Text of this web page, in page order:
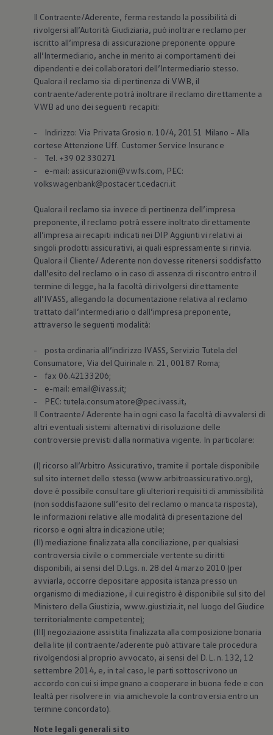
ID. Buzz al World Ducati Week 2026
Contatti
Il Contraente/Aderente, ferma restando la possibilità di
rivolgersi all’Autorità Giudiziaria, può inoltrare reclamo per
iscritto all’impresa di assicurazione preponente oppure
all’Intermediario, anche in merito ai comportamenti dei
dipendenti e dei collaboratori dell’Intermediario stesso.
Qualora il reclamo sia di pertinenza di VWB, il
contraente/aderente potrà inoltrare il reclamo direttamente a
VWB ad uno dei seguenti recapiti:
- Indirizzo: Via Privata Grosio n. 10/4, 20151 Milano – Alla
cortese Attenzione Uff. Customer Service Insurance
- Tel. +39 02 330271
- e-mail: assicurazioni@vwfs.com, PEC:
volkswagenbank@postacert.cedacri.it
Qualora il reclamo sia invece di pertinenza dell’impresa
preponente, il reclamo potrà essere inoltrato direttamente
all’impresa ai recapiti indicati nei DIP Aggiuntivi relativi ai
singoli prodotti assicurativi, ai quali espressamente si rinvia.
Qualora il Cliente/ Aderente non dovesse ritenersi soddisfatto
dall’esito del reclamo o in caso di assenza di riscontro entro il
termine di legge, ha la facoltà di rivolgersi direttamente
all’IVASS, allegando la documentazione relativa al reclamo
trattato dall’intermediario o dall’impresa preponente,
attraverso le seguenti modalità:
- posta ordinaria all’indirizzo IVASS, Servizio Tutela del
Consumatore, Via del Quirinale n. 21, 00187 Roma;
- fax 06.42133206;
- e-mail: email@ivass.it;
- PEC: tutela.consumatore@pec.ivass.it,
Il Contraente/ Aderente ha in ogni caso la facoltà di avvalersi di
altri eventuali sistemi alternativi di risoluzione delle
controversie previsti dalla normativa vigente. In particolare:
(I) ricorso all’Arbitro Assicurativo, tramite il portale disponibile
sul sito internet dello stesso (www.arbitroassicurativo.org),
dove è possibile consultare gli ulteriori requisiti di ammissibilità
(non soddisfazione sull’esito del reclamo o mancata risposta),
le informazioni relative alle modalità di presentazione del
ricorso e ogni altra indicazione utile;
(II) mediazione finalizzata alla conciliazione, per qualsiasi
controversia civile o commerciale vertente su diritti
disponibili, ai sensi del D.Lgs. n. 28 del 4 marzo 2010 (per
avviarla, occorre depositare apposita istanza presso un
organismo di mediazione, il cui registro è disponibile sul sito del
Ministero della Giustizia, www.giustizia.it, nel luogo del Giudice
territorialmente competente);
(III) negoziazione assistita finalizzata alla composizione bonaria
della lite (il contraente/aderente può attivare tale procedura
rivolgendosi al proprio avvocato, ai sensi del D.L. n. 132, 12
settembre 2014, e, in tal caso, le parti sottoscrivono un
accordo con cui si impegnano a cooperare in buona fede e con
lealtà per risolvere in via amichevole la controversia entro un
termine concordato).
Note legali generali sito